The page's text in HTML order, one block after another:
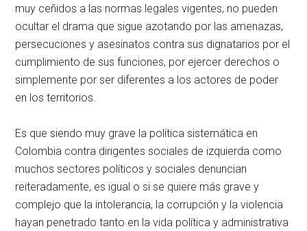
muy ceñidos a las normas legales vigentes, no pueden
ocultar el drama que sigue azotando por las amenazas,
persecuciones y asesinatos contra sus dignatarios por el
cumplimiento de sus funciones, por ejercer derechos o
simplemente por ser diferentes a los actores de poder
en los territorios.
Es que siendo muy grave la política sistemática en
Colombia contra dirigentes sociales de izquierda como
muchos sectores políticos y sociales denuncian
reiteradamente, es igual o si se quiere más grave y
complejo que la intolerancia, la corrupción y la violencia
hayan penetrado tanto en la vida política y administrativa